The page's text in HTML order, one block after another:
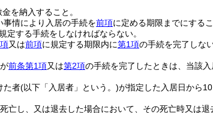
を納入すること。
事情により入居の手続を前項に定める期限までにする
定する手続をしなければならない。
又は前項に規定する期限内に第1項の手続を完了しな
前条第1項又は第2項の手続を完了したときは、当該
た者(以下「入居者」という。)が指定した入居日から
亡し、又は退去した場合において、その死亡時又は